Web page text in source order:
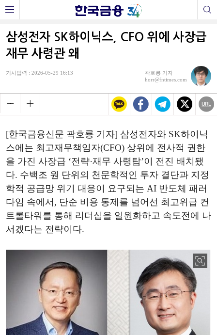
삼성전자 SK하이닉스, CFO 위에 사장급
재무 사령관 왜
기사입력 : 2026-05-29 16:13
곽호룡 기자
horr@fntimes.com
[한국금융신문 곽호룡 기자] 삼성전자와 SK하이닉
스에는 최고재무책임자(CFO) 상위에 전사적 권한
을 가진 사장급 ‘전략·재무 사령탑’이 전진 배치됐
다. 수백조 원 단위의 천문학적인 투자 결단과 지정
학적 공급망 위기 대응이 요구되는 AI 반도체 패러
다임 속에서, 단순 비용 통제를 넘어선 최고위급 컨
트롤타워를 통해 리더십을 일원화하고 속도전에 나
서겠다는 전략이다.